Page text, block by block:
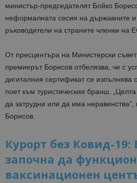
министър-председателят Бойко
неформалната сесия на държавните и
ръководители на страните членки на
От пресцентъра на Министерски
премиерът Борисов отбелязва, че с
дигиталния сертификат се изпълнява
поет към туристическия бранш.
да затрудни или да има неравенства“,
Борисов.
Курорт без Ковид-19:
започна да
ваксинационен